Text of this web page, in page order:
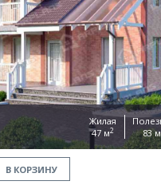
Жилая
47 м2
83 м
В КОРЗИНУ
персональных
and the GooglePrivacy Policyand
ОТПРАВИТЬ